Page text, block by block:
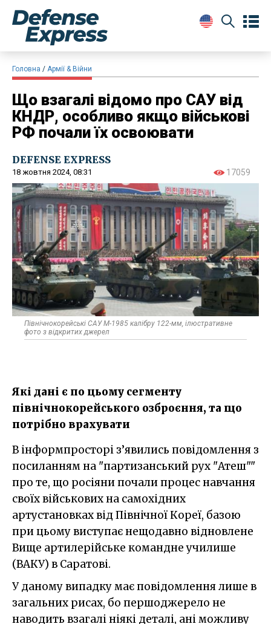
Головна Армії & Війни
Що взагалі відомо про САУ від
КНДР, особливо якщо військові
РФ почали їх освоювати
DEFENSE EXPRESS
18 жовтня 2024, 08:31 17059
Північнокорейські САУ М-1985 калібру 122-мм, ілюстративне
фото з відкритих джерел
Які дані є по цьому сегменту
північнокорейського озброєння, та що
потрібно врахувати
В інформпросторі з’явились повідомлення з
посиланням на "партизанський рух "Атеш""
про те, що росіяни почали процес навчання
своїх військових на самохідних
артустановках від Північної Кореї, базою
при цьому виступає нещодавно відновлене
Вище артилерійське командне училише
(ВАКУ) в Саратові.
У даному випадку має повідомлення лише в
загальних рисах, бо першоджерело не
наводить взагалі ніякі деталі, ані можливу